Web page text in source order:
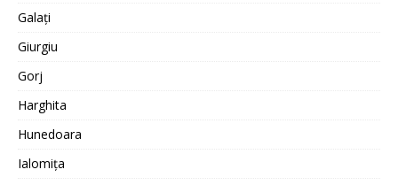
Galați
Giurgiu
Gorj
Harghita
Hunedoara
Ialomița